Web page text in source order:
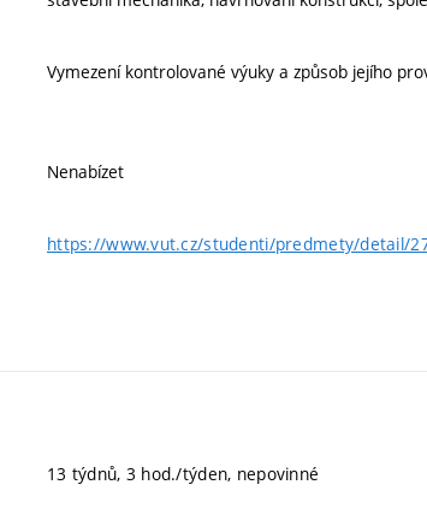
Vymezení kontrolované výuky a způsob jejího
Nenabízet
https://www.vut.cz/studenti/predmety/detail/
13 týdnů, 3 hod./týden, nepovinné